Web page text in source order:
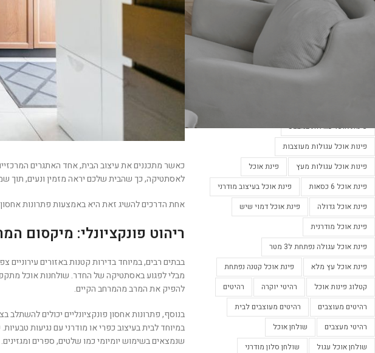
פינות אוכל יוקרתיות
פינות אוכל יוקרתיות במבצע
פינות אוכל יוקרתיות מעץ
פינות אוכל יוקרתיות משיש
פינות אוכל עגולות במבצע
פינות אוכל עגולות מעוצבות
פינות אוכל עגולות מעץ
פינת אוכל
פינת אוכל 6 כסאות
פינת אוכל בעיצוב מודרני
פינת אוכל גדולה
פינת אוכל דמוי שיש
פינת אוכל מודרנית
פינת אוכל עגולה נפתחת ל3 מטר
פינת אוכל עץ מלא
פינת אוכל קטנה נפתחת
קטלוג פינות אוכל
רהיטי יוקרה
רהיטים
רהיטים מעוצבים
רהיטים מעוצבים לבית
רהיטי מעצבים
שולחן אוכל
שולחן אוכל עגול
שולחן סלון מודרני
כאשר מתכננים את עיצוב הבית, אחד האתגרים
לאסתטיקה, כך שהבית שלכם יראה מזמין ונעים, תוך
אחת הדרכים להשיג זאת היא באמצעות פתרונות
ריהוט פונקציונלי: מיקסום
בבתים רבים, במיוחד בדירות קטנות באזורים
מבלי לפגוע באסתטיקה של החדר. שולחנות אוכל
להפיק את המרב מהמרחב הקיים.
בנוסף, פתרונות אחסון פונקציונליים יכולים להשתלב
במיוחד לבית בעיצוב כפרי או מודרני עם נגיעות
שנמצאים בשימוש יומיומי כמו שלטים, ספרים ומגזינים.